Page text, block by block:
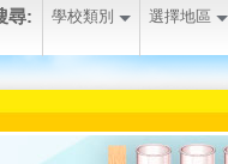
尋: 學校類別 選擇地區